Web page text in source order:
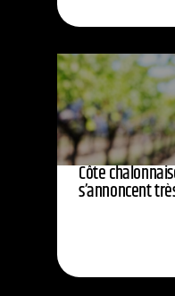
Côte
s’annoncent